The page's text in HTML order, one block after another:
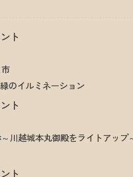
ト
のイルミネーション
ト
川越城本丸御殿をライトアップ
ト